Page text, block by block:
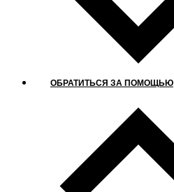
ОБРАТИТЬСЯ ЗА ПОМОЩЬЮ